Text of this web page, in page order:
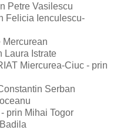
Petre Vasilescu
Felicia Ienculescu-
Laura Istrate
Miercurea-Ciuc - prin
Serban
prin Mihai Togor